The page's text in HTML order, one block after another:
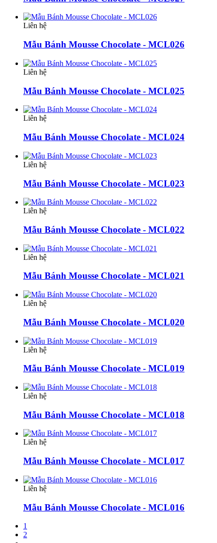
Liên hệ
Mẫu Bánh Mousse Chocolate - MCL026
Liên hệ
Mẫu Bánh Mousse Chocolate - MCL025
Liên hệ
Mẫu Bánh Mousse Chocolate - MCL024
Liên hệ
Mẫu Bánh Mousse Chocolate - MCL023
Liên hệ
Mẫu Bánh Mousse Chocolate - MCL022
Liên hệ
Mẫu Bánh Mousse Chocolate - MCL021
Liên hệ
Mẫu Bánh Mousse Chocolate - MCL020
Liên hệ
Mẫu Bánh Mousse Chocolate - MCL019
Liên hệ
Mẫu Bánh Mousse Chocolate - MCL018
Liên hệ
Mẫu Bánh Mousse Chocolate - MCL017
Liên hệ
Mẫu Bánh Mousse Chocolate - MCL016
1
2